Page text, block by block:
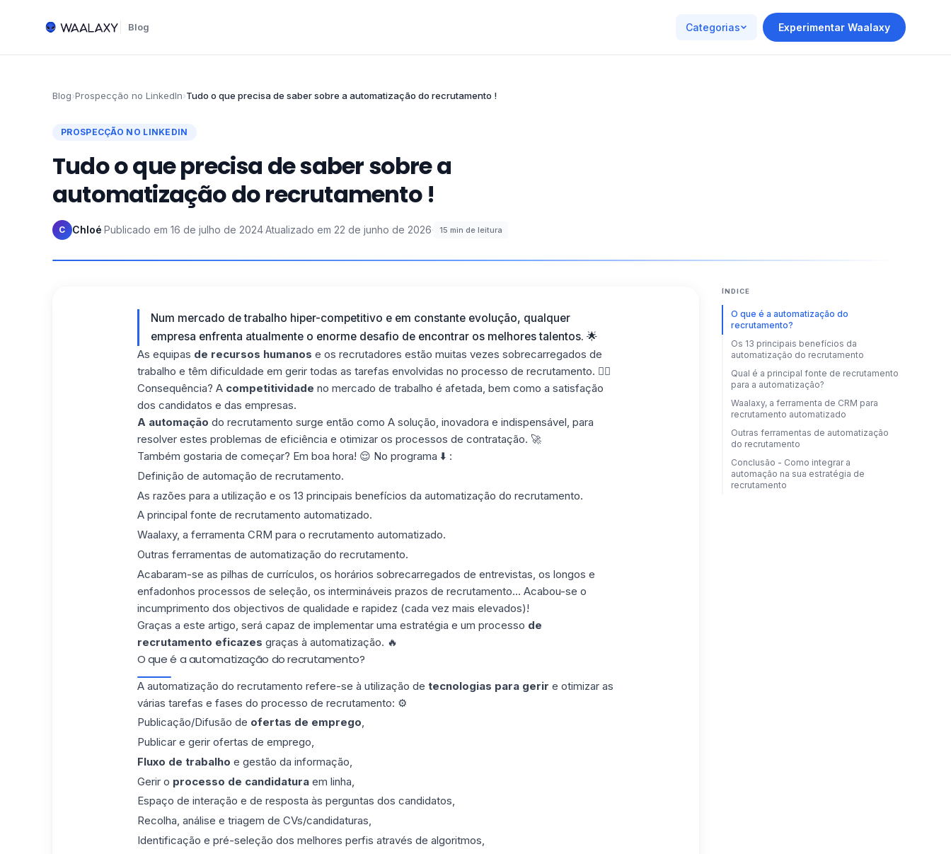
Blog Categorias Experimentar Waalaxy
Blog›Prospecção no LinkedIn›Tudo o que precisa de saber sobre a automatização do recrutamento !
PROSPECÇÃO NO LINKEDIN
Tudo o que precisa de saber sobre a
automatização do recrutamento !
C Chloé·Publicado em 16 de julho de 2024·Atualizado em 22 de junho de 2026· 15 min de leitura
Num mercado de trabalho hiper-competitivo e em constante evolução, qualquer
empresa enfrenta atualmente o enorme desafio de encontrar os melhores talentos. 🌟
As equipas de recursos humanos e os recrutadores estão muitas vezes sobrecarregados de
trabalho e têm dificuldade em gerir todas as tarefas envolvidas no processo de recrutamento. 😮‍💨
Consequência? Acompetitividade no mercado de trabalho é afetada, bem como a satisfação
dos candidatos e das empresas.
A automação do recrutamento surge então como A solução, inovadora e indispensável, para
resolver estes problemas de eficiência e otimizar os processos de contratação. 🚀
Também gostaria de começar? Em boa hora! 😌 No programa ⬇️ :
Definição de automação de recrutamento.
As razões para a utilização e os 13 principais benefícios da automatização do recrutamento.
A principal fonte de recrutamento automatizado.
Waalaxy, a ferramenta CRM para o recrutamento automatizado.
Outras ferramentas de automatização do recrutamento.
Acabaram-se as pilhas de currículos, os horários sobrecarregados de entrevistas, os longos e
enfadonhos processos de seleção, os intermináveis prazos de recrutamento... Acabou-se o
incumprimento dos objectivos de qualidade e rapidez (cada vez mais elevados)!
Graças a este artigo, será capaz de implementar uma estratégia e um processo de
recrutamento eficazes graças à automatização. 🔥
O que é a automatização do recrutamento?
A automatização do recrutamento refere-se à utilização de tecnologias para gerir e otimizar as
várias tarefas e fases do processo de recrutamento: ⚙️
Publicação/Difusão de ofertas de emprego,
Publicar e gerir ofertas de emprego,
Fluxo de trabalho e gestão da informação,
Gerir o processo de candidaturaem linha,
Espaço de interação e de resposta às perguntas dos candidatos,
Recolha, análise e triagem de CVs/candidaturas,
Identificação e pré-seleção dos melhores perfis através de algoritmos,
ÍNDICE
O que é a automatização do
recrutamento?
Os 13 principais benefícios da
automatização do recrutamento
Qual é a principal fonte de recrutamento
para a automatização?
Waalaxy, a ferramenta de CRM para
recrutamento automatizado
Outras ferramentas de automatização
do recrutamento
Conclusão - Como integrar a
automação na sua estratégia de
recrutamento